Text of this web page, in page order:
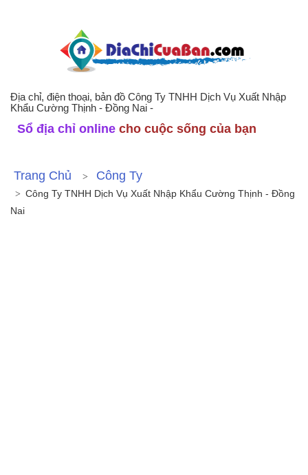
Địa chỉ, điện thoại, bản đồ Công Ty TNHH Dịch Vụ Xuất Nhập
Khẩu Cường Thịnh - Đồng Nai -
Sổ địa chỉ online cho cuộc sống của bạn
Trang Chủ Công Ty
Công Ty TNHH Dịch Vụ Xuất Nhập Khẩu Cường Thịnh - Đồng
Nai